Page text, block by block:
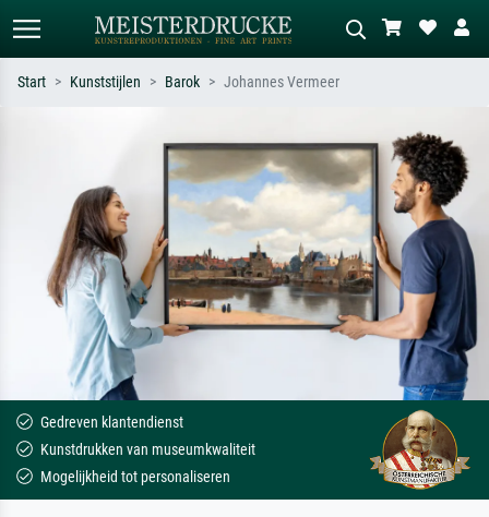
Zoek op kunstenaar, titel of stijl – bijv.
Monet, Sterrennacht, impressionisme,
Hokusai-golf, naakt.
Beschrijf de scène – bijv. groene
weide, abstract met veel rood, donker
olieverfschilderij, staand naakt naast
een boom.
Start Kunststijlen Barok Johannes Vermeer
Gedreven klantendienst
Kunstdrukken van museumkwaliteit
Mogelijkheid tot personaliseren